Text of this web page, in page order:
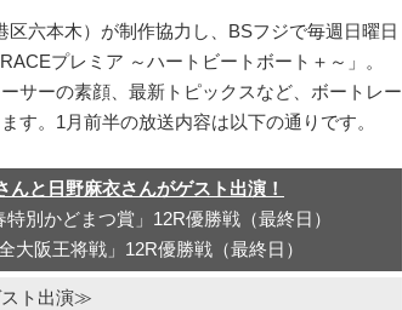
六本木）が制作協力し、BSフジで毎週日曜日
プレミア ～ハートビートボート＋～」。
サーの素顔、最新トピックスなど、ボートレー
す。1月前半の放送内容は以下の通りです。
んと日野麻衣さんがゲスト出演！
別かどまつ賞」12R優勝戦（最終日）
大阪王将戦」12R優勝戦（最終日）
ト出演≫